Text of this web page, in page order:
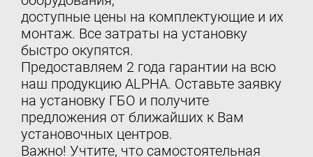
доступные цены на комплектующие и их
монтаж. Все затраты на установку
быстро окупятся.
Предоставляем 2 года гарантии на всю
наш продукцию ALPHA. Оставьте заявку
на установку ГБО и получите
предложения от ближайших к Вам
установочных центров.
Важно! Учтите, что самостоятельная